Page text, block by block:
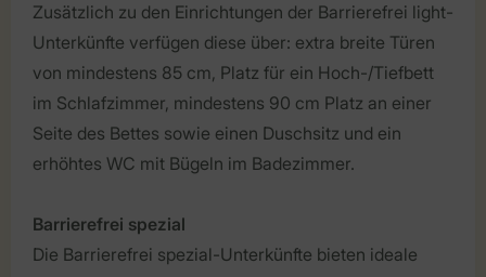
Zusätzlich zu den Einrichtungen der Barrierefrei light-
Unterkünfte verfügen diese über: extra breite Türen
von mindestens 85 cm, Platz für ein Hoch-/Tiefbett
im Schlafzimmer, mindestens 90 cm Platz an einer
Seite des Bettes sowie einen Duschsitz und ein
erhöhtes WC mit Bügeln im Badezimmer.
Barrierefrei spezial
Die Barrierefrei spezial-Unterkünfte bieten ideale